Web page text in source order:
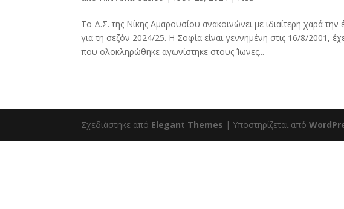
Το Δ.Σ. της Νίκης Αμαρουσίου ανακοινώνει με ιδιαίτερη χαρά
για τη σεζόν 2024/25. Η Σοφία είναι γεννημένη στις 16/8/2001,
που ολοκληρώθηκε αγωνίστηκε στους Ίωνες...
Σχεδιάστηκε από Elegant Themes | Υποστηρίζεται από